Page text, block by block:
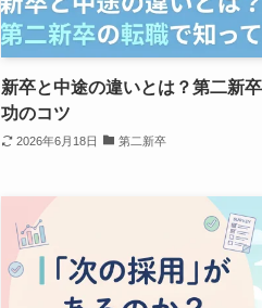
新卒と中途の違いとは？第二新
功のコツ
2026年6月18日 第二新卒